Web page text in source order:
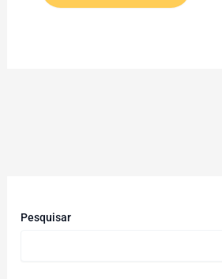
Pesquisar